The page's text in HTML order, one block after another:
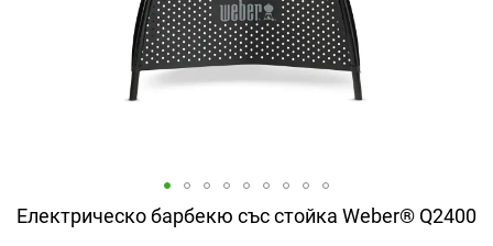
Електрическо барбекю със стойка Weber® Q2400
Преминете